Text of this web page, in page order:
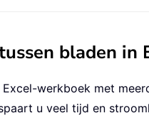
bladen in
Excel-werkboek met
u veel tijd en